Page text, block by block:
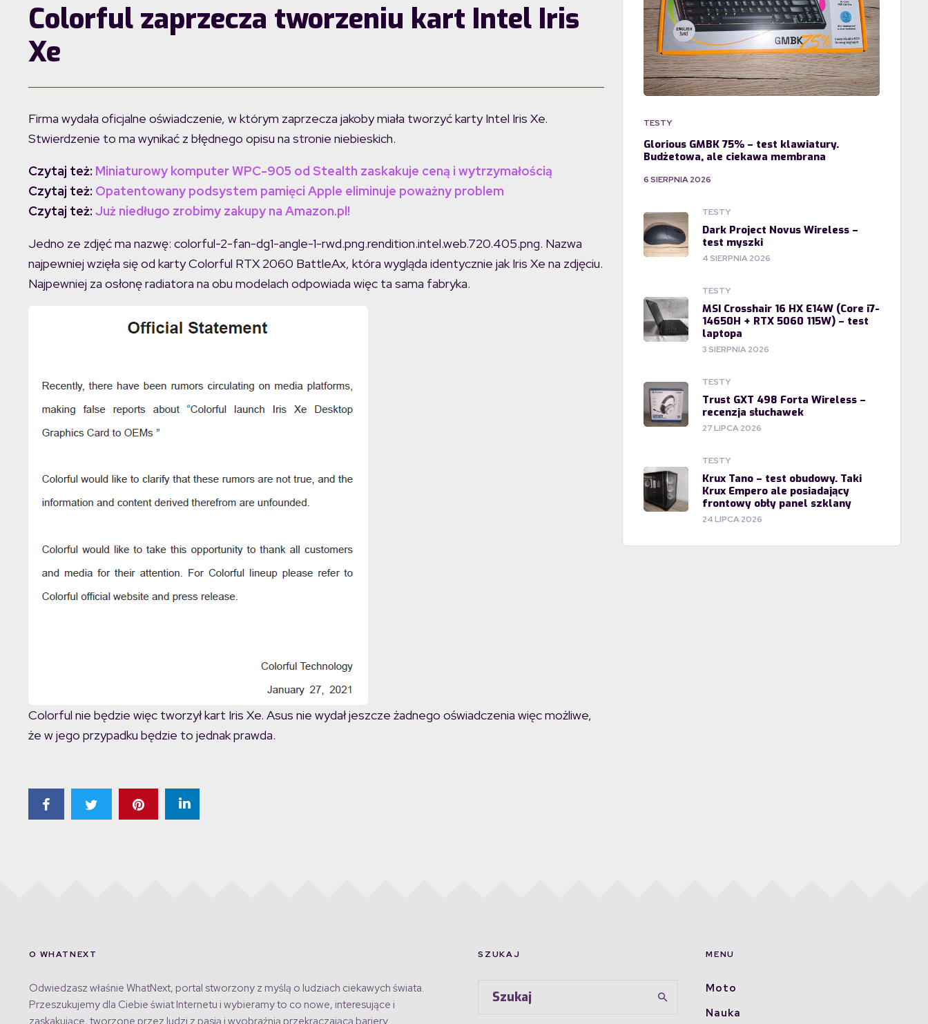
Colorful zaprzecza tworzeniu kart Intel Iris
Xe
Firma wydała oficjalne oświadczenie, w którym zaprzecza jakoby miała tworzyć karty Intel Iris Xe.
Stwierdzenie to ma wynikać z błędnego opisu na stronie niebieskich.
Czytaj też: Miniaturowy komputer WPC-905 od Stealth zaskakuje ceną i wytrzymałością
Czytaj też: Opatentowany podsystem pamięci Apple eliminuje poważny problem
Czytaj też: Już niedługo zrobimy zakupy na Amazon.pl!
Jedno ze zdjęć ma nazwę: colorful-2-fan-dg1-angle-1-rwd.png.rendition.intel.web.720.405.png. Nazwa
najpewniej wzięła się od karty Colorful RTX 2060 BattleAx, która wygląda identycznie jak Iris Xe na zdjęciu.
Najpewniej za osłonę radiatora na obu modelach odpowiada więc ta sama fabryka.
Colorful nie będzie więc tworzył kart Iris Xe. Asus nie wydał jeszcze żadnego oświadczenia więc możliwe,
że w jego przypadku będzie to jednak prawda.
TESTY
Glorious GMBK 75% – test klawiatury.
Budżetowa, ale ciekawa membrana
6 SIERPNIA 2026
TESTY
Dark Project Novus Wireless –
test myszki
4 SIERPNIA 2026
TESTY
MSI Crosshair 16 HX E14W (Core i7-
14650H + RTX 5060 115W) – test
laptopa
3 SIERPNIA 2026
TESTY
Trust GXT 498 Forta Wireless –
recenzja słuchawek
27 LIPCA 2026
TESTY
Krux Tano – test obudowy. Taki
Krux Empero ale posiadający
frontowy obły panel szklany
24 LIPCA 2026
O WHATNEXT
Odwiedzasz właśnie WhatNext, portal stworzony z myślą o ludziach ciekawych świata.
Przeszukujemy dla Ciebie świat Internetu i wybieramy to co nowe, interesujące i
zaskakujące, tworzone przez ludzi z pasją i wyobraźnią przekraczającą bariery
SZUKAJ MENU
Moto
Nauka